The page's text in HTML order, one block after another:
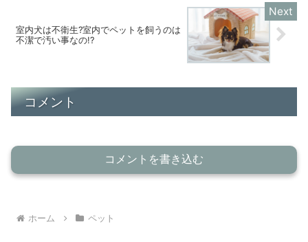
室内犬は不衛生?室内でペットを飼うのは
不潔で汚い事なの!?
コメント
コメントを書き込む
ホーム ペット